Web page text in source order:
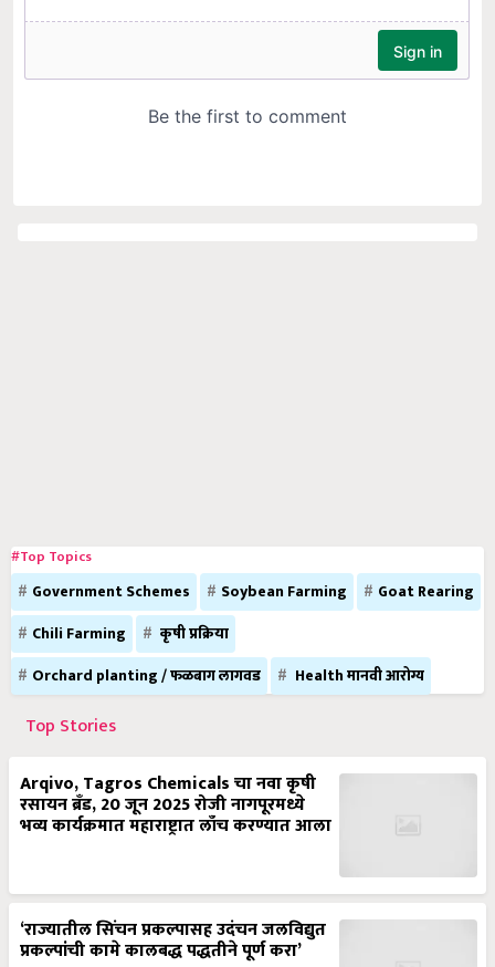
#Top Topics
Government Schemes Soybean Farming
Goat Rearing
Chili Farming
कृषी प्रक्रिया
Orchard planting / फळबाग लागवड
Health मानवी आरोग्य
Top Stories
Arqivo, Tagros Chemicals चा नवा कृषी
रसायन ब्रँड, 20 जून 2025 रोजी नागपूरमध्ये
भव्य कार्यक्रमात महाराष्ट्रात लाँच करण्यात आला
‘राज्यातील सिंचन प्रकल्पासह उदंचन जलविद्युत
प्रकल्पांची कामे कालबद्ध पद्धतीने पूर्ण करा’